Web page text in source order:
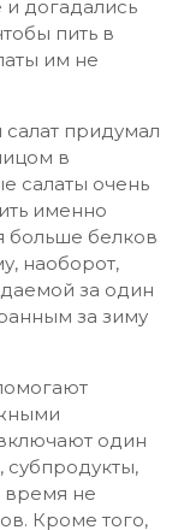
догадались
пить в
им не
салат придумал
в
салаты очень
именно
больше белков
наоборот,
за один
за зиму
один
субпродукты,
время не
Кроме того,